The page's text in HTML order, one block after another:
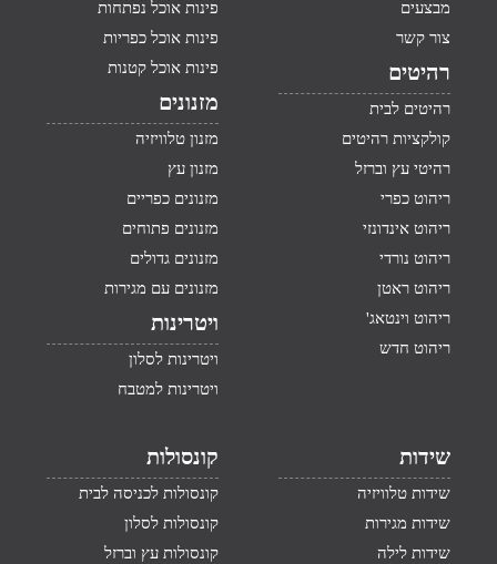
מבצעים
צור קשר
רהיטים
רהיטים לבית
קולקציות רהיטים
רהיטי עץ וברזל
ריהוט כפרי
ריהוט אינדונזי
ריהוט נורדי
ריהוט ראטן
ריהוט וינטאג'
ריהוט חדש
פינות אוכל נפתחות
פינות אוכל כפריות
פינות אוכל קטנות
מזנונים
מזנון טלוויזיה
מזנון עץ
מזנונים כפריים
מזנונים פתוחים
מזנונים גדולים
מזנונים עם מגירות
ויטרינות
ויטרינות לסלון
ויטרינות למטבח
שידות
שידות טלוויזיה
שידות מגירות
שידות לילה
קונסולות
קונסולות לכניסה לבית
קונסולות לסלון
קונסולות עץ וברזל